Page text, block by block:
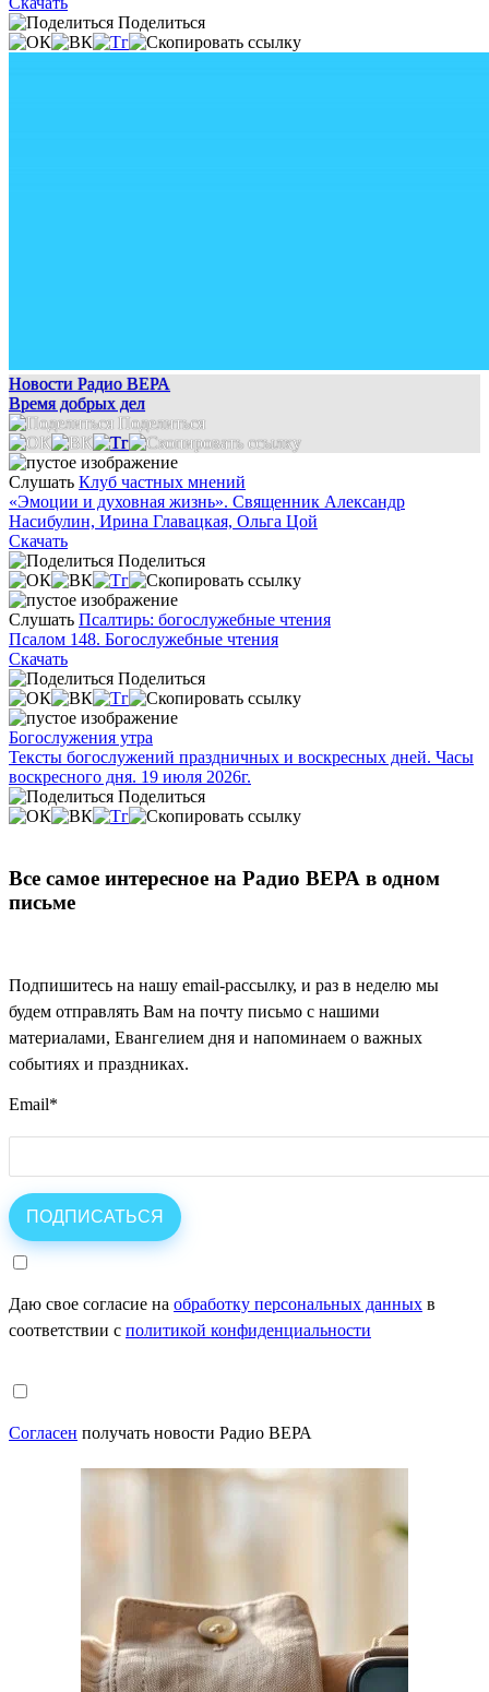
Поделиться
Новости Радио ВЕРА
Время добрых дел
Поделиться
Слушать Клуб частных мнений
«Эмоции и духовная жизнь». Священник Александр
Насибулин, Ирина Главацкая, Ольга Цой
Скачать
Поделиться
Слушать Псалтирь: богослужебные чтения
Псалом 148. Богослужебные чтения
Скачать
Поделиться
Богослужения утра
Тексты богослужений праздничных и воскресных дней. Часы
воскресного дня. 19 июля 2026г.
Поделиться
Все самое интересное на Радио ВЕРА в одном
письме
Подпишитесь на нашу email-рассылку, и раз в неделю мы
будем отправлять Вам на почту письмо с нашими
материалами, Евангелием дня и напоминаем о важных
событиях и праздниках.
Email*
Даю свое согласие на обработку персональных данных в
соответствии с политикой конфиденциальности
Согласен получать новости Радио ВЕРА